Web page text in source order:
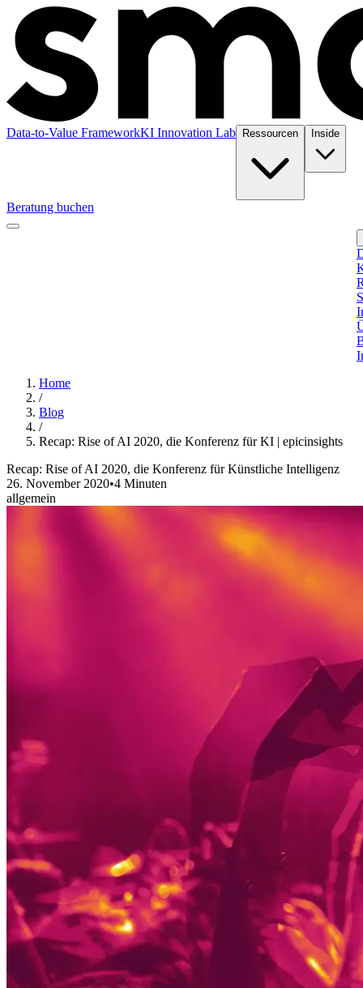
Data-to-Value FrameworkKI Innovation Lab Ressourcen Inside
Beratung buchen
Home
/
Blog
/
Recap: Rise of AI 2020, die Konferenz für KI | epicinsights
Recap: Rise of AI 2020, die Konferenz für Künstliche Intelligenz
26. November 2020•4 Minuten
allgemein